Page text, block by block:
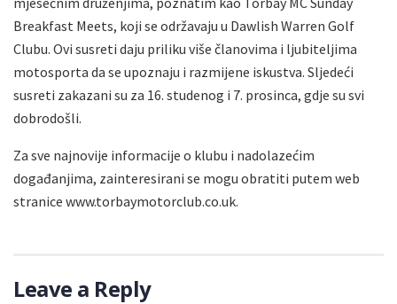
Breakfast Meets, koji se održavaju u Dawlish Warren Golf
Clubu. Ovi susreti daju priliku više članovima i ljubiteljima
motosporta da se upoznaju i razmijene iskustva. Sljedeći
susreti zakazani su za 16. studenog i 7. prosinca, gdje su svi
dobrodošli.
Za sve najnovije informacije o klubu i nadolazećim
događanjima, zainteresirani se mogu obratiti putem web
stranice www.torbaymotorclub.co.uk.
Leave a Reply